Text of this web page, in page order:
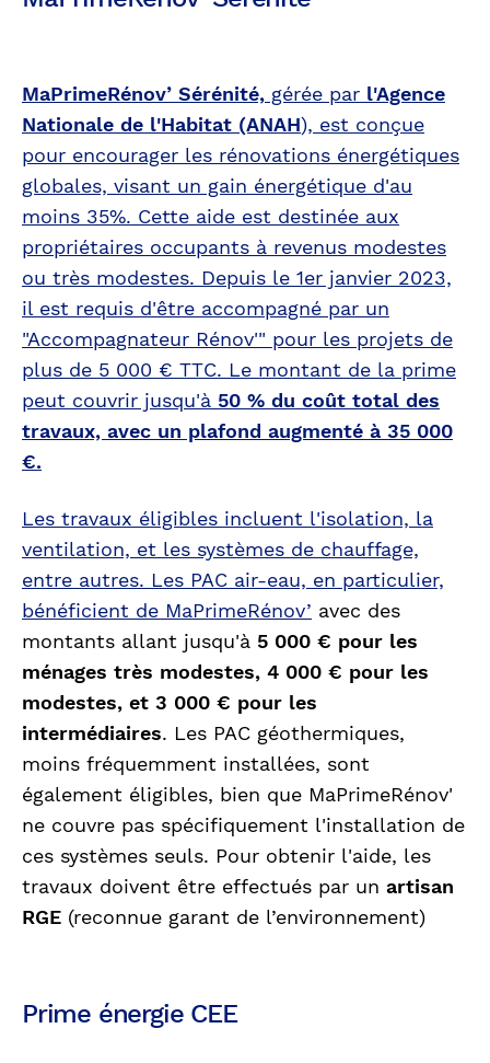
MaPrimeRénov’ Sérénité, gérée par l'Agence
Nationale de l'Habitat (ANAH), est conçue
pour encourager les rénovations énergétiques
globales, visant un gain énergétique d'au
moins 35%. Cette aide est destinée aux
propriétaires occupants à revenus modestes
ou très modestes. Depuis le 1er janvier 2023,
il est requis d'être accompagné par un
"Accompagnateur Rénov'" pour les projets de
plus de 5 000 € TTC. Le montant de la prime
peut couvrir jusqu'à 50 % du coût total des
travaux, avec un plafond augmenté à 35 000
€.
Les travaux éligibles incluent l'isolation, la
ventilation, et les systèmes de chauffage,
entre autres. Les PAC air-eau, en particulier,
bénéficient de MaPrimeRénov’ avec des
montants allant jusqu'à 5 000 € pour les
ménages très modestes, 4 000 € pour les
modestes, et 3 000 € pour les
intermédiaires. Les PAC géothermiques,
moins fréquemment installées, sont
également éligibles, bien que MaPrimeRénov'
ne couvre pas spécifiquement l'installation de
ces systèmes seuls. Pour obtenir l'aide, les
travaux doivent être effectués par un artisan
RGE (reconnue garant de l’environnement)
Prime énergie CEE